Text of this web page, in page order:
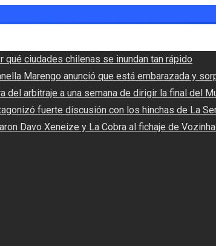
qué ciudades chilenas se inundan tan rápido
Marengo anunció que está embarazada y
del arbitraje a una semana de dirigir la final del
fuerte discusión con los hinchas de La
Davo Xeneize y La Cobra al fichaje de